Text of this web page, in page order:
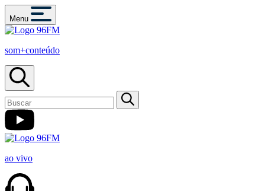
Menu
som+conteúdo
ao vivo